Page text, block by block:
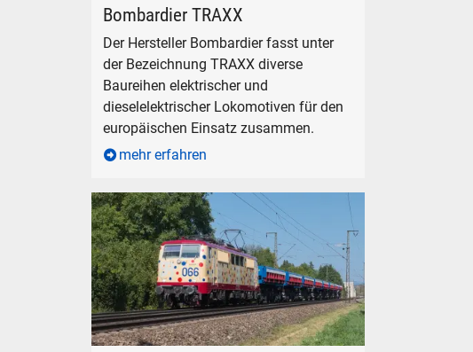
Bombardier TRAXX
Der Hersteller Bombardier fasst unter
der Bezeichnung TRAXX diverse
Baureihen elektrischer und
dieselelektrischer Lokomotiven für den
europäischen Einsatz zusammen.
mehr erfahren